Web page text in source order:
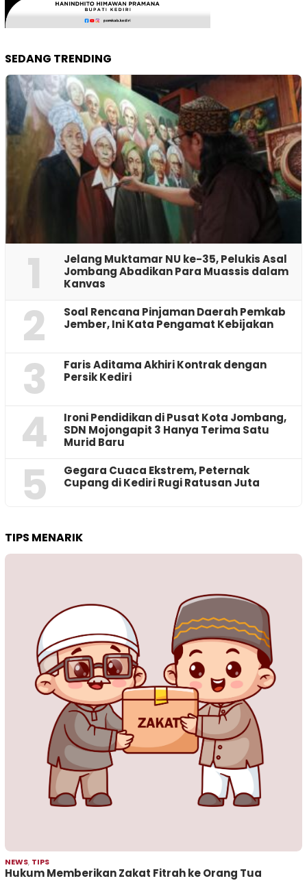
SEDANG TRENDING
1
Jelang Muktamar NU ke-35, Pelukis Asal
Jombang Abadikan Para Muassis dalam
Kanvas
2
‎Soal Rencana Pinjaman Daerah Pemkab
Jember, Ini Kata Pengamat Kebijakan ‎
3
Faris Aditama Akhiri Kontrak dengan
Persik Kediri
4
Ironi Pendidikan di Pusat Kota Jombang,
SDN Mojongapit 3 Hanya Terima Satu
Murid Baru
5
‎Gegara Cuaca Ekstrem, Peternak
Cupang di Kediri Rugi Ratusan Juta
TIPS MENARIK
NEWS, TIPS
Hukum Memberikan Zakat Fitrah ke Orang Tua